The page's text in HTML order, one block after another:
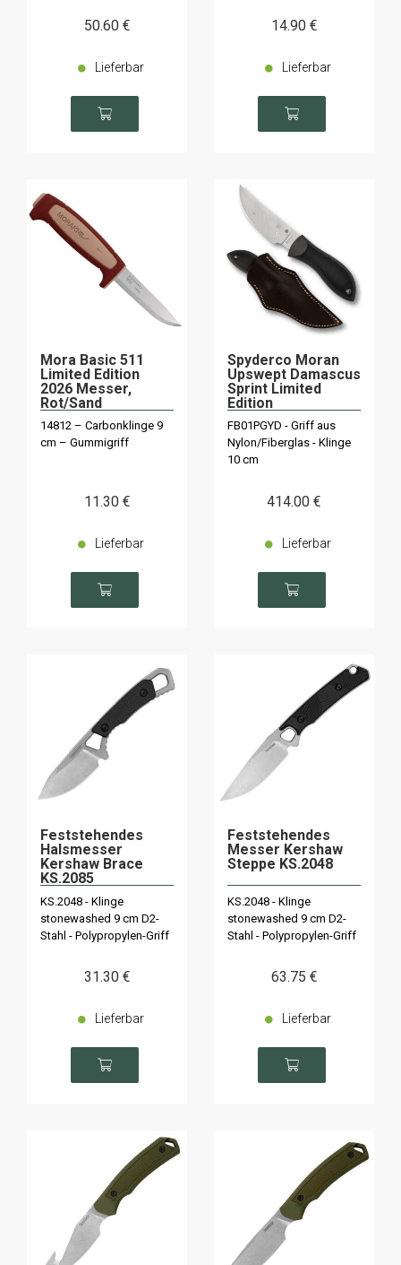
50.60 €
Lieferbar
14.90 €
Lieferbar
Mora Basic 511
Limited Edition
2026 Messer,
Rot/Sand
14812 – Carbonklinge 9
cm – Gummigriff
11.30 €
Lieferbar
Spyderco Moran
Upswept Damascus
Sprint Limited
Edition
Feststehendes
Messer FB01PGYD
FB01PGYD - Griff aus
Nylon/Fiberglas - Klinge
10 cm
414.00 €
Lieferbar
Feststehendes
Halsmesser
Kershaw Brace
KS.2085
KS.2048 - Klinge
stonewashed 9 cm D2-
Stahl - Polypropylen-Griff
31.30 €
Lieferbar
Feststehendes
Messer Kershaw
Steppe KS.2048
KS.2048 - Klinge
stonewashed 9 cm D2-
Stahl - Polypropylen-Griff
63.75 €
Lieferbar